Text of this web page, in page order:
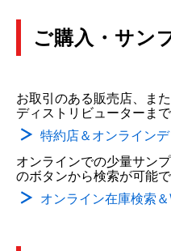
ご購入・サン
お取引のある販売店、ま
ディストリビューターまで
特約店＆オンライン
オンラインでの少量サン
のボタンから検索が可能で
オンライン在庫検索